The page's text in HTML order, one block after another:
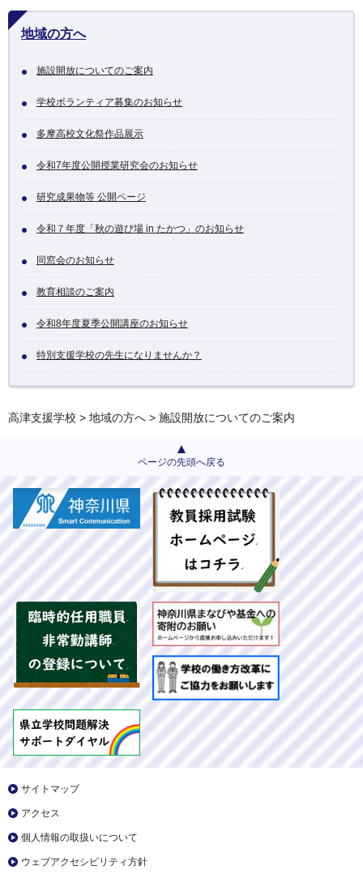
地域の方へ
施設開放についてのご案内
学校ボランティア募集のお知らせ
多摩高校文化祭作品展示
令和7年度公開授業研究会のお知らせ
研究成果物等 公開ページ
令和７年度「秋の遊び場 in たかつ」のお知らせ
同窓会のお知らせ
教育相談のご案内
令和8年度夏季公開講座のお知らせ
特別支援学校の先生になりませんか？
高津支援学校 > 地域の方へ > 施設開放についてのご案内
ページの先頭へ戻る
サイトマップ
アクセス
個人情報の取扱いについて
ウェブアクセシビリティ方針